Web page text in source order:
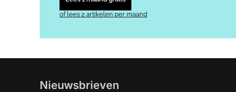
of lees 2 artikelen per maand
Nieuwsbrieven